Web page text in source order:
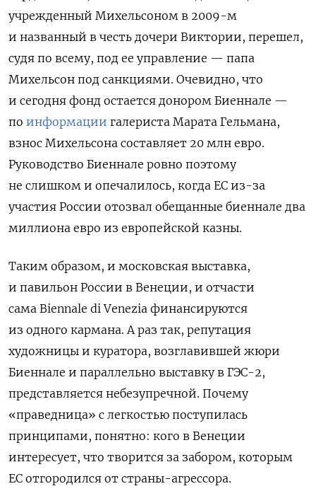
учрежденный Михельсоном в 2009-м
и названный в честь дочери Виктории, перешел,
судя по всему, под ее управление — папа
Михельсон под санкциями. Очевидно, что
и сегодня фонд остается донором Биеннале —
по информации галериста Марата Гельмана,
взнос Михельсона составляет 20 млн евро.
Руководство Биеннале ровно поэтому
не слишком и опечалилось, когда ЕС из-за
участия России отозвал обещанные биеннале два
миллиона евро из европейской казны.
Таким образом, и московская выставка,
и павильон России в Венеции, и отчасти
сама Biennale di Venezia финансируются
из одного кармана. А раз так, репутация
художницы и куратора, возглавившей жюри
Биеннале и параллельно выставку в ГЭС-2,
представляется небезупречной. Почему
«праведница» с легкостью поступилась
принципами, понятно: кого в Венеции
интересует, что творится за забором, которым
ЕС отгородился от страны-агрессора.